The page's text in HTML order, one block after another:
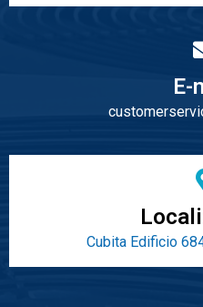
E-
Cubita Edificio